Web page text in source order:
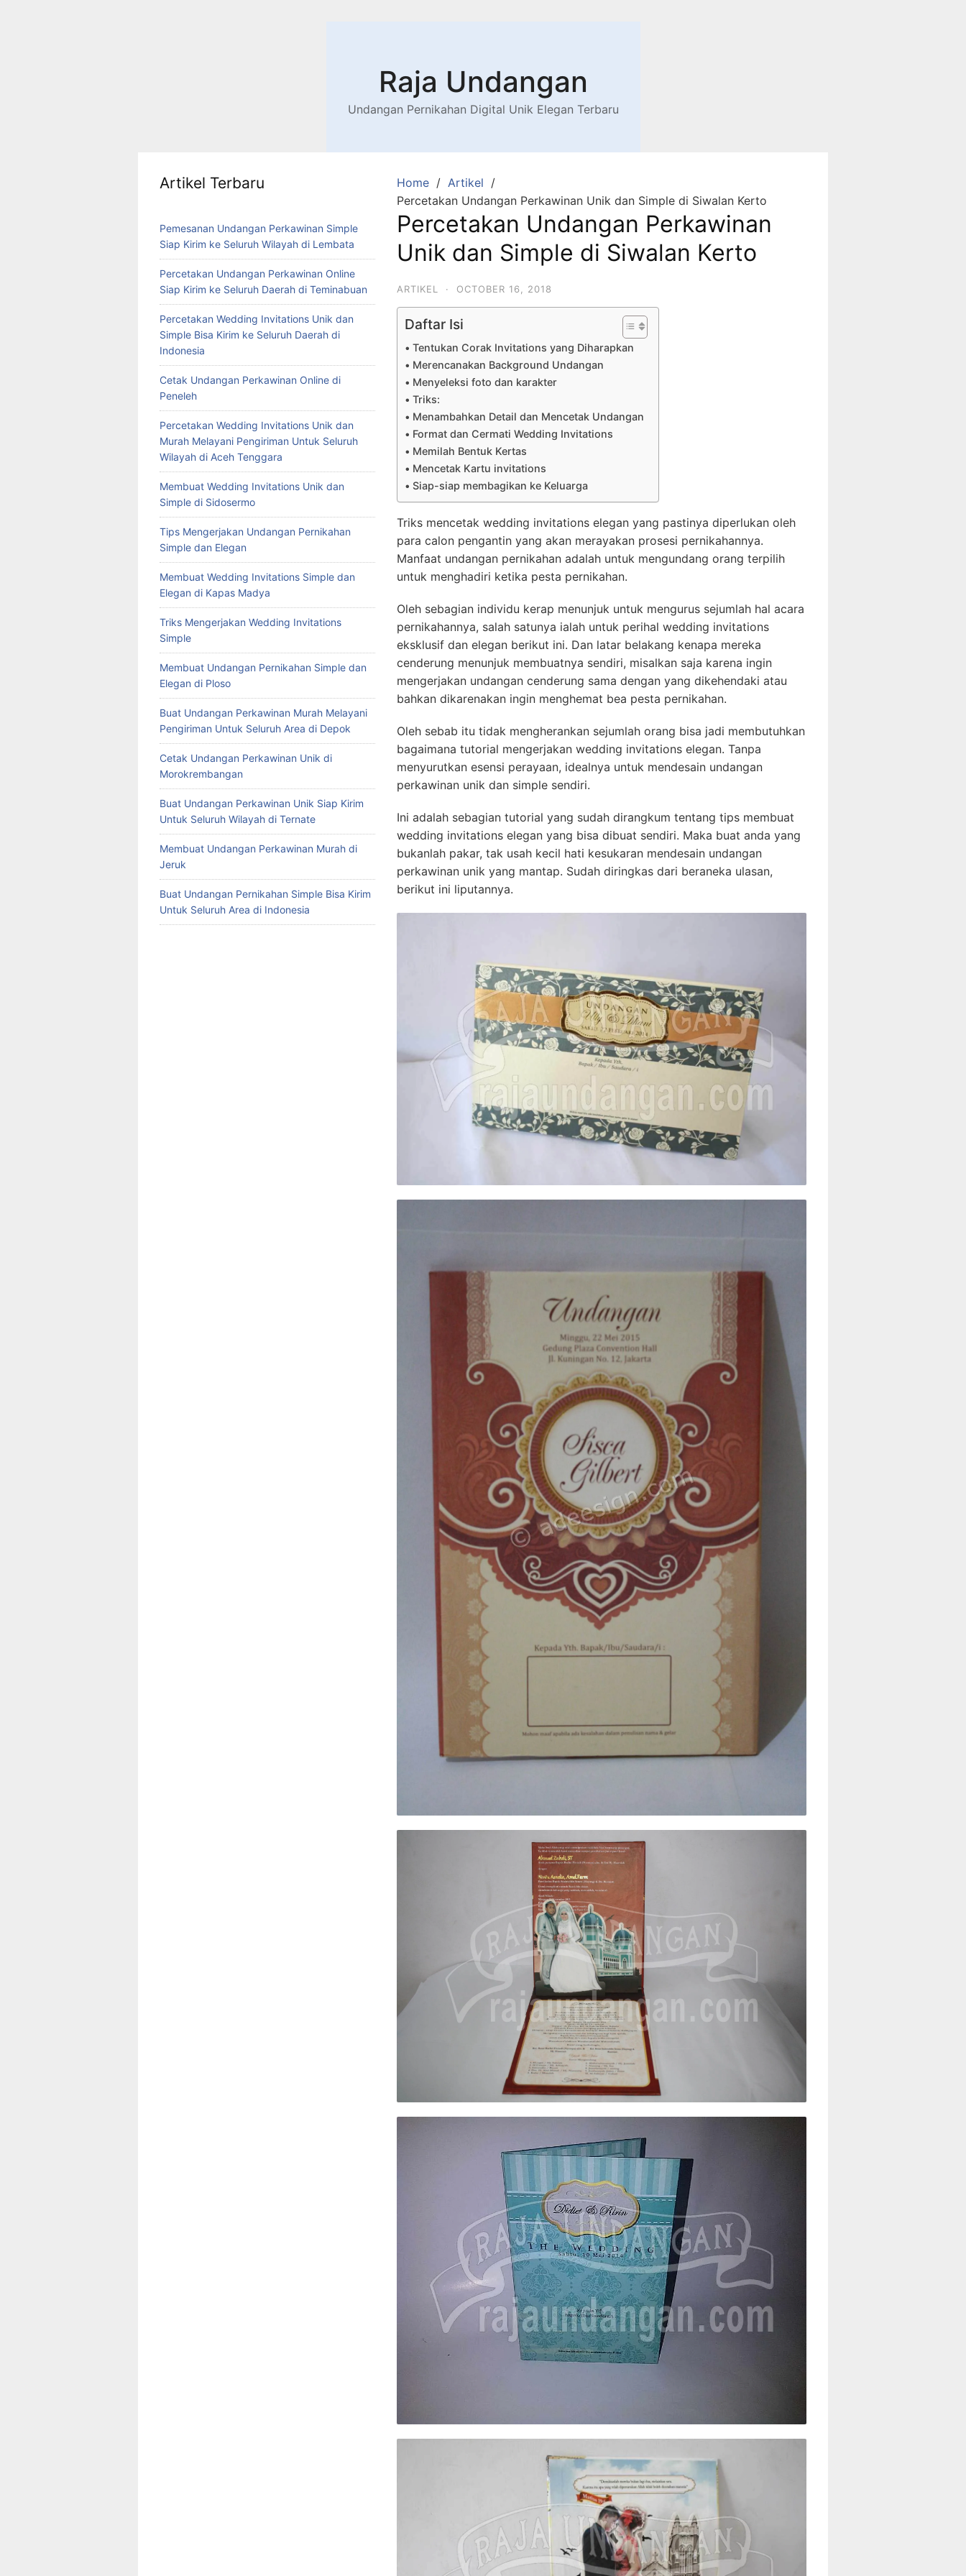
Raja Undangan
Undangan Pernikahan Digital Unik Elegan Terbaru
Home
Artikel
Percetakan Undangan Perkawinan Unik dan Simple di Siwalan Kerto
Percetakan Undangan Perkawinan
Unik dan Simple di Siwalan Kerto
ARTIKEL · OCTOBER 16, 2018
Daftar Isi
Tentukan Corak Invitations yang Diharapkan
Merencanakan Background Undangan
Menyeleksi foto dan karakter
Triks:
Menambahkan Detail dan Mencetak Undangan
Format dan Cermati Wedding Invitations
Memilah Bentuk Kertas
Mencetak Kartu invitations
Siap-siap membagikan ke Keluarga
Triks mencetak wedding invitations elegan yang pastinya diperlukan oleh
para calon pengantin yang akan merayakan prosesi pernikahannya.
Manfaat undangan pernikahan adalah untuk mengundang orang terpilih
untuk menghadiri ketika pesta pernikahan.
Oleh sebagian individu kerap menunjuk untuk mengurus sejumlah hal acara
pernikahannya, salah satunya ialah untuk perihal wedding invitations
eksklusif dan elegan berikut ini. Dan latar belakang kenapa mereka
cenderung menunjuk membuatnya sendiri, misalkan saja karena ingin
mengerjakan undangan cenderung sama dengan yang dikehendaki atau
bahkan dikarenakan ingin menghemat bea pesta pernikahan.
Oleh sebab itu tidak mengherankan sejumlah orang bisa jadi membutuhkan
bagaimana tutorial mengerjakan wedding invitations elegan. Tanpa
menyurutkan esensi perayaan, idealnya untuk mendesain undangan
perkawinan unik dan simple sendiri.
Ini adalah sebagian tutorial yang sudah dirangkum tentang tips membuat
wedding invitations elegan yang bisa dibuat sendiri. Maka buat anda yang
bukanlah pakar, tak usah kecil hati kesukaran mendesain undangan
perkawinan unik yang mantap. Sudah diringkas dari beraneka ulasan,
berikut ini liputannya.
Artikel Terbaru
Pemesanan Undangan Perkawinan Simple
Siap Kirim ke Seluruh Wilayah di Lembata
Percetakan Undangan Perkawinan Online
Siap Kirim ke Seluruh Daerah di Teminabuan
Percetakan Wedding Invitations Unik dan
Simple Bisa Kirim ke Seluruh Daerah di
Indonesia
Cetak Undangan Perkawinan Online di
Peneleh
Percetakan Wedding Invitations Unik dan
Murah Melayani Pengiriman Untuk Seluruh
Wilayah di Aceh Tenggara
Membuat Wedding Invitations Unik dan
Simple di Sidosermo
Tips Mengerjakan Undangan Pernikahan
Simple dan Elegan
Membuat Wedding Invitations Simple dan
Elegan di Kapas Madya
Triks Mengerjakan Wedding Invitations
Simple
Membuat Undangan Pernikahan Simple dan
Elegan di Ploso
Buat Undangan Perkawinan Murah Melayani
Pengiriman Untuk Seluruh Area di Depok
Cetak Undangan Perkawinan Unik di
Morokrembangan
Buat Undangan Perkawinan Unik Siap Kirim
Untuk Seluruh Wilayah di Ternate
Membuat Undangan Perkawinan Murah di
Jeruk
Buat Undangan Pernikahan Simple Bisa Kirim
Untuk Seluruh Area di Indonesia